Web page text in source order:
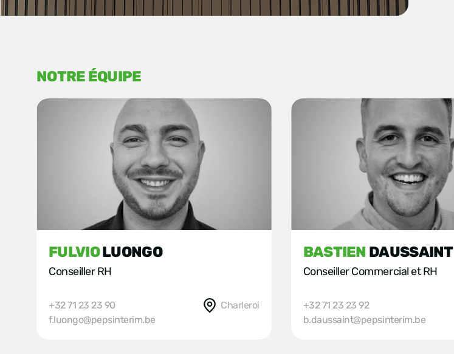
NOTRE ÉQUIPE
FULVIOLUONGO
Conseiller RH
+32 71 23 23 90
Charleroi
f.luongo@pepsinterim.be
BASTIEN DAUSSAINT
Conseiller Commercial et RH
+32 71 23 23 92
b.daussaint@pepsinterim.be